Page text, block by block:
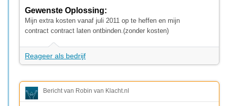
Gewenste Oplossing:
Mijn extra kosten vanaf juli 2011 op te heffen en mijn
contract contract laten ontbinden.(zonder kosten)
Reageer als bedrijf
Bericht van Robin van Klacht.nl